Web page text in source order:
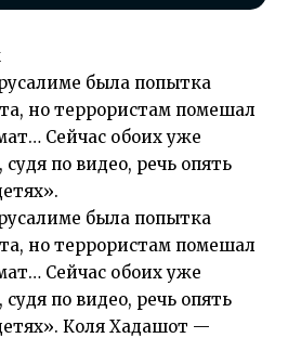
была попытка
но террористам помешал
Сейчас обоих уже
по видео, речь опять
была попытка
но террористам помешал
Сейчас обоих уже
по видео, речь опять
Коля Хадашот —